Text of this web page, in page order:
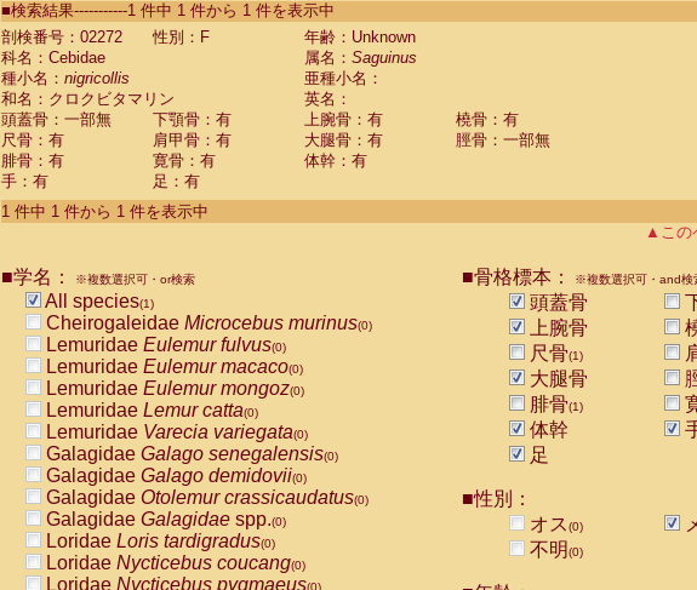
CebidaeSaguinus labiatus(0)
Cebidae Saguinus leucopus (0)
Cebidae
CebidaeSaguinus mystax
CebidaeSaguinus nigricollis (1)
Cebidae Saguinus oedipus
Cebidae Saguinus weddelli
Cebidae Saguinusspp.
Cebidae Aotus trivirgatus
Cebidae Cebus albifrons
CebidaeCebus nigrivittatus
CebidaeCebus
CebidaeSaimiri boliviensis(0)
CebidaeSaimiri sciureus(0)
AtelidaeAlouatta caraya(0)
AtelidaeAlouatta fusca(0)
AtelidaeAlouatta seniculus
AtelidaeAlouattaspp.(0)
AtelidaeAteles belzebuth(0)
AtelidaeAteles geoffroyi(0)
AtelidaeAteles paniscus(0)
AtelidaeAtelesspp.(0)
Atelidae Lagothrix lagothricha
AtelidaeLagothrix lagothricha cana
PitheciidaeCacajao calvus rubicundus
■検索結果-----------1 件中 1 件から 1 件を表示中
剖検番号：02272
性別：F
年齢：Unknown
科名：Cebidae
属名： Saguinus
種小名： nigricollis
亜種小名：
和名：クロクビタマリン
英名：
頭蓋骨：一部無
下顎骨：有 上腕骨：有
橈骨：有
尺骨：有
肩甲骨：有 大腿骨：有
脛骨：一部無
腓骨：有
寛骨：有
体幹：有
手：有
足：有
1 件中 1 件から 1 件を表示中
▲この
■学名： ※複数選択可・or検索
All species(1)
Cheirogaleidae Microcebus murinus(0)
Lemuridae Eulemur fulvus(0)
Lemuridae Eulemur macaco(0)
Lemuridae Eulemur mongoz(0)
Lemuridae Lemur catta(0)
Lemuridae Varecia variegata(0)
Galagidae Galago senegalensis(0)
Galagidae Galago demidovii(0)
Galagidae Otolemur crassicaudatus(0)
Galagidae Galagidae spp.(0)
Loridae Loris tardigradus(0)
Loridae Nycticebus coucang(0)
Loridae Nycticebus pygmaeus(0)
■骨格標本： ※複数選択可・and検
頭蓋骨
上腕骨
尺骨(1)
大腿骨
腓骨(1)
体幹
足
■性別：
オス(0)
不明(0)